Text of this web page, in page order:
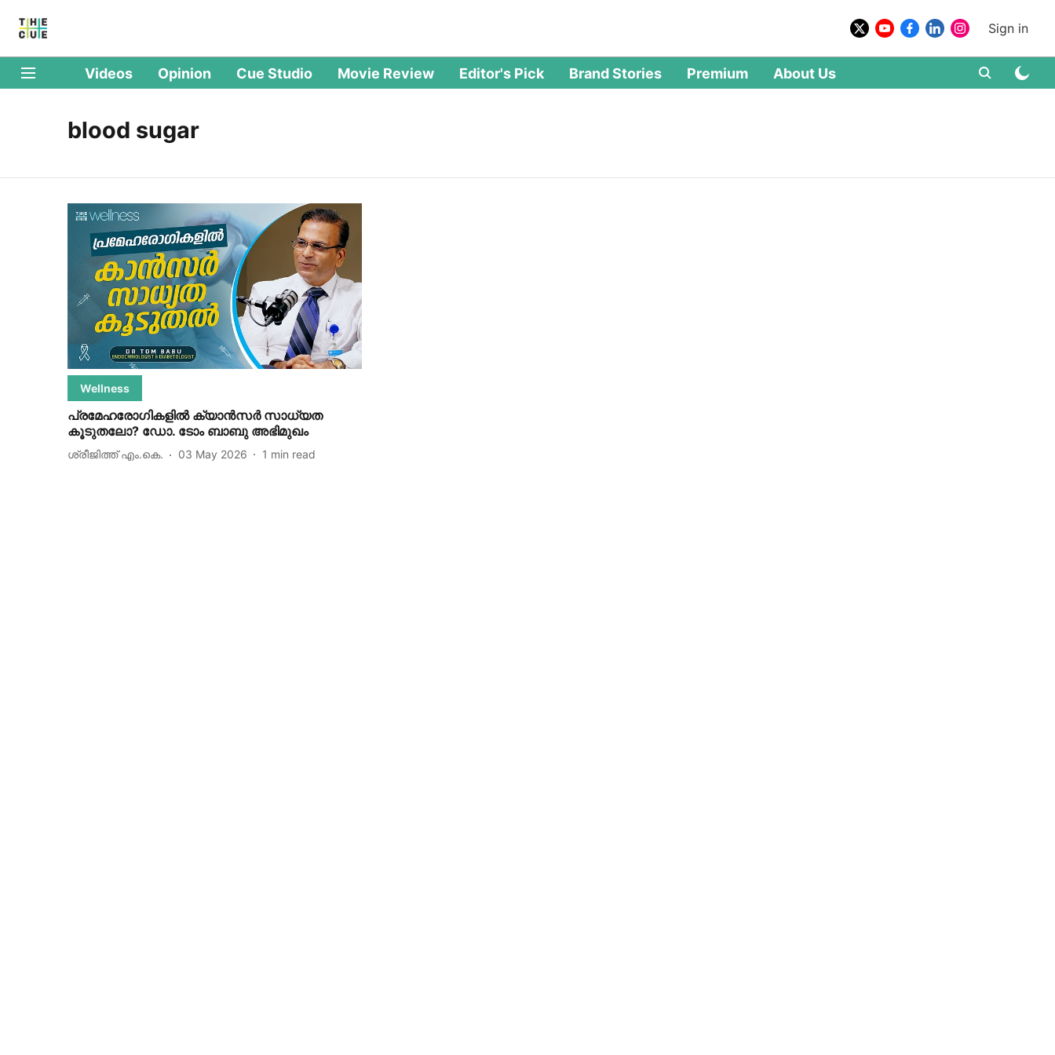
Sign in
Videos Opinion Cue Studio Movie Review Editor's Pick Brand Stories Premium About Us
blood sugar
Wellness
പ്രമേഹരോഗികളിൽ ക്യാൻസർ സാധ്യത
കൂടുതലോ? ഡോ. ടോം ബാബു അഭിമുഖം
ശ്രീജിത്ത് എം.കെ. 03 May 2026 1 min read